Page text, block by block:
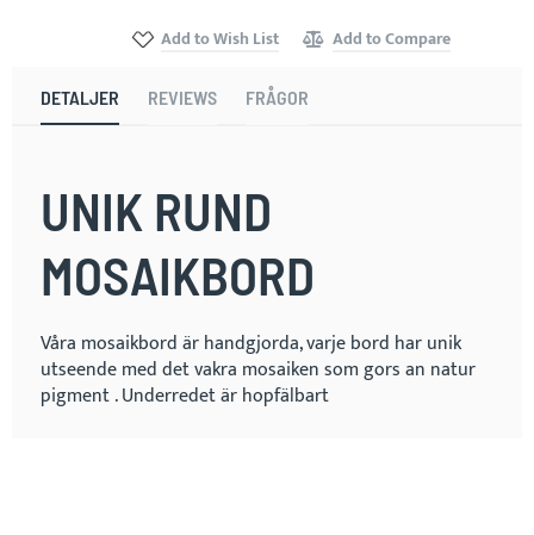
Add to Wish List Add to Compare
DETALJER REVIEWS FRÅGOR
UNIK RUND
MOSAIKBORD
Våra mosaikbord är handgjorda, varje bord har unik
utseende med det vakra mosaiken som gors an natur
pigment . Underredet är hopfälbart